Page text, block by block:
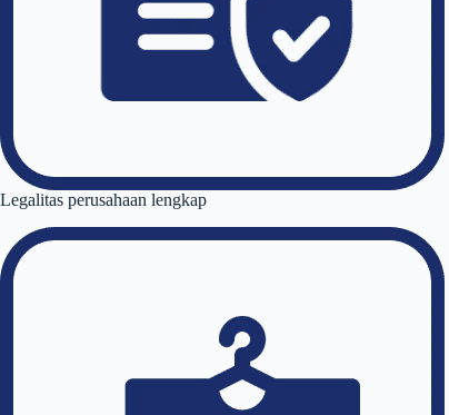
Legalitas perusahaan lengkap